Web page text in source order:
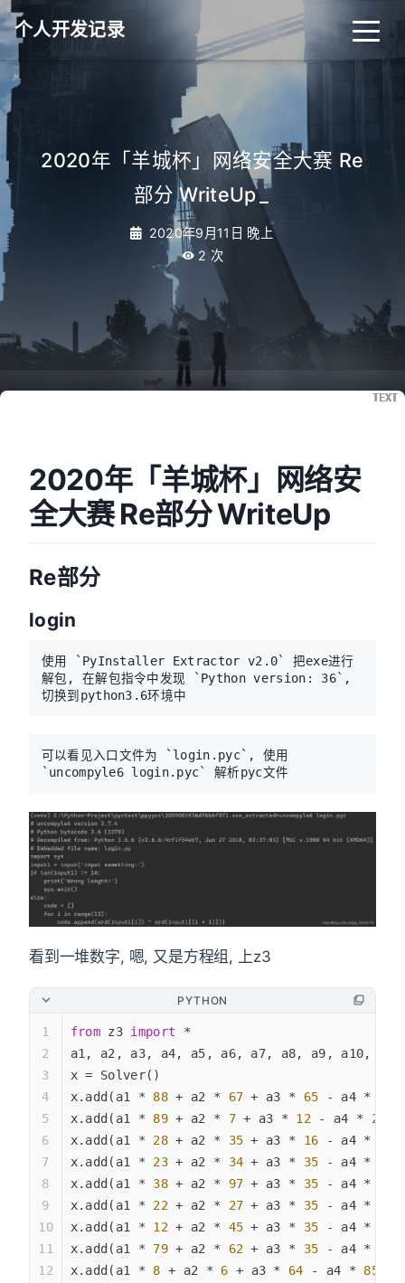
个人开发记录
2020年「羊城杯」网络安全大赛 Re
部分 WriteUp_
2020年9月11日 晚上
2 次
2020年「羊城杯」网络安
全大赛 Re部分 WriteUp
Re部分
login
使用 `PyInstaller Extractor v2.0` 把exe进行
解包, 在解包指令中发现 `Python version: 36`,
切换到python3.6环境中
TEXT
可以看见入口文件为 `login.pyc`, 使用
`uncompyle6 login.pyc` 解析pyc文件
TEXT
看到一堆数字, 嗯, 又是方程组, 上z3
PYTHON
from z3 import *
a1, a2, a3, a4, a5, a6, a7, a8, a9, a10,
x = Solver()
x.add(a1 * 88 + a2 * 67 + a3 * 65 - a4 *
x.add(a1 * 89 + a2 * 7 + a3 * 12 - a4 * 25
x.add(a1 * 28 + a2 * 35 + a3 * 16 - a4 *
x.add(a1 * 23 + a2 * 34 + a3 * 35 - a4 *
x.add(a1 * 38 + a2 * 97 + a3 * 35 - a4 *
x.add(a1 * 22 + a2 * 27 + a3 * 35 - a4 *
x.add(a1 * 12 + a2 * 45 + a3 * 35 - a4 *
x.add(a1 * 79 + a2 * 62 + a3 * 35 - a4 *
x.add(a1 * 8 + a2 * 6 + a3 * 64 - a4 * 85
TEXT
TEXT